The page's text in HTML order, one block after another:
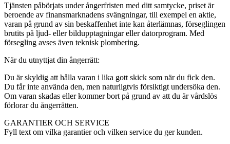
Tjänsten påbörjats under ångerfristen med ditt samtycke, priset är
beroende av finansmarknadens svängningar, till exempel en aktie,
varan på grund av sin beskaffenhet inte kan återlämnas, förseglingen
brutits på ljud- eller bildupptagningar eller datorprogram. Med
försegling avses även teknisk plombering.
När du utnyttjat din ångerrätt:
Du är skyldig att hålla varan i lika gott skick som när du fick den.
Du får inte använda den, men naturligtvis försiktigt undersöka den.
Om varan skadas eller kommer bort på grund av att du är vårdslös
förlorar du ångerrätten.
GARANTIER OCH SERVICE
Fyll text om vilka garantier och vilken service du ger kunden.